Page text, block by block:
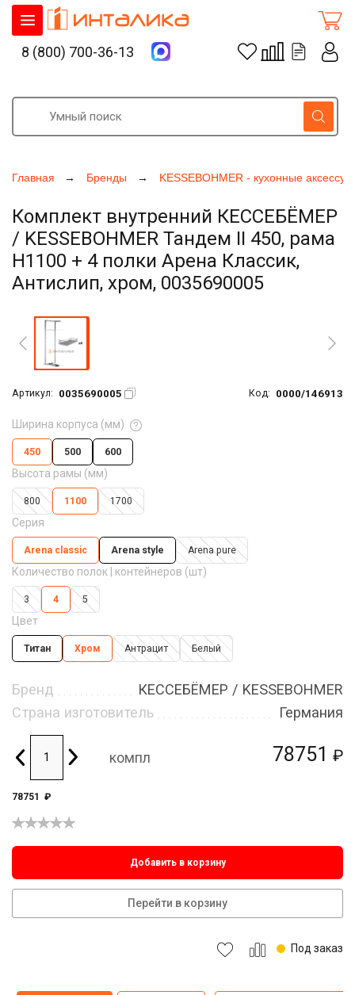
Главная Бренды KESSEBOHMER - кухонные
Комплект внутренний КЕССЕБЁМЕР
/ KESSEBOHMER Тандем II 450, рама
H1100 + 4 полки Арена Классик,
Антислип, хром, 0035690005
Артикул: 0035690005 Код: 0000/146913
78751 ₽
Ширина корпуса (мм)
450 500 600
Высота рамы (мм)
800 1100 1700
Серия
Arena classic Arena style Arena pure
Количество полок | контейнеров (шт)
3 4 5
Цвет
Титан Хром Антрацит Белый
Бренд
КЕССЕБЁМЕР / KESSEBOHMER
Страна изготовитель
Германия
компл
78751 ₽
Добавить в корзину
Перейти в корзину
Под заказ
8 (800) 700-36-13